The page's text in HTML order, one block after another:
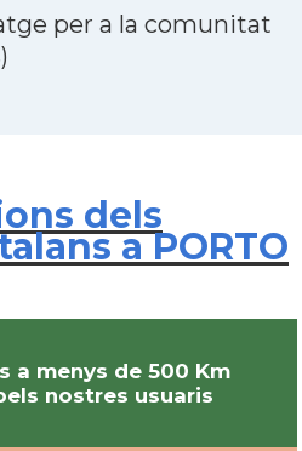
per a la comunitat
dels
a PORTO
a menys de 500 Km
nostres usuaris